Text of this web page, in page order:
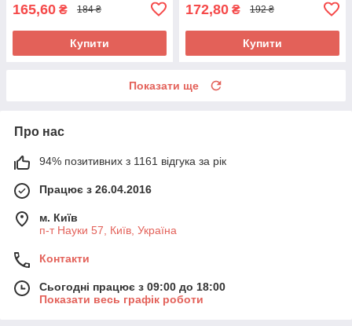
165,60 ₴ 184 ₴
Купити
172,80 ₴ 192 ₴
Купити
Показати ще
Про нас
94% позитивних з 1161 відгука за рік
Працює з 26.04.2016
м. Київ
п-т Науки 57, Київ, Україна
Контакти
Сьогодні працює з 09:00 до 18:00
Показати весь графік роботи